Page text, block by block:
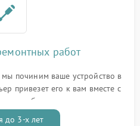
работ
починим ваше устройство в
привезет его к вам вместе с
бесплатно
до 3-х лет